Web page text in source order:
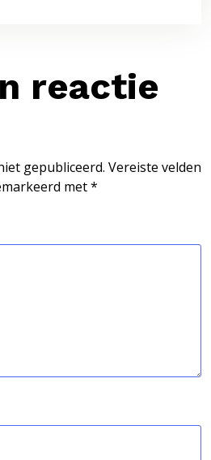
reactie
gepubliceerd. Vereiste velden
met*